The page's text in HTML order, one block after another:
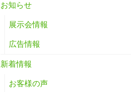
お知らせ
展示会情報
広告情報
新着情報
お客様の声